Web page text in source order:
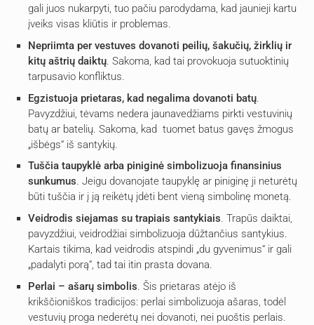
gali juos nukarpyti, tuo pačiu parodydama, kad jaunieji kartu
įveiks visas kliūtis ir problemas.
Nepriimta per vestuves dovanoti peilių, šakučių, žirklių ir
kitų aštrių daiktų. Sakoma, kad tai provokuoja sutuoktinių
tarpusavio konfliktus.
Egzistuoja prietaras, kad negalima dovanoti batų
Pavyzdžiui, tėvams nedera jaunavedžiams pirkti vestuvinių
batų ar batelių. Sakoma, kad tuomet batus gavęs žmogus
„išbėgs“ iš santykių.
Tuščia taupyklė arba piniginė simbolizuoja finansinius
sunkumus. Jeigu dovanojate taupyklę ar piniginę ji neturėtų
būti tuščia ir į ją reikėtų įdėti bent vieną simbolinę monetą.
Veidrodis siejamas su trapiais santykiais. Trapūs daiktai,
pavyzdžiui, veidrodžiai simbolizuoja dūžtančius santykius.
Kartais tikima, kad veidrodis atspindi „du gyvenimus“ ir gali
„padalyti porą“, tad tai itin prasta dovana.
Perlai – ašarų simbolis. Šis prietaras atėjo iš
krikščioniškos tradicijos: perlai simbolizuoja ašaras, todėl
vestuvių proga nederėtų nei dovanoti, nei puoštis perlais.